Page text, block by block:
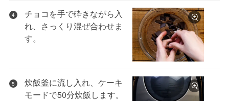
4
チョコを手で砕きながら入
れ、さっくり混ぜ合わせま
す。
5
炊飯釜に流し入れ、ケーキ
モードで50分炊飯します。